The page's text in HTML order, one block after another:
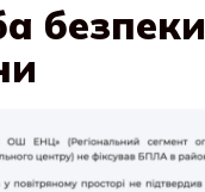
безпеки